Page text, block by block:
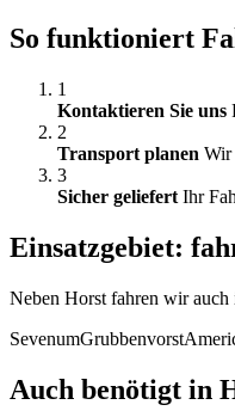
So funktioniert
1
Kontaktieren Sie uns
2
Transport planen Wir
3
Sicher geliefert Ihr
Einsatzgebiet:
Neben Horst fahren wir
SevenumGrubbenvorst
Auch benötigt in